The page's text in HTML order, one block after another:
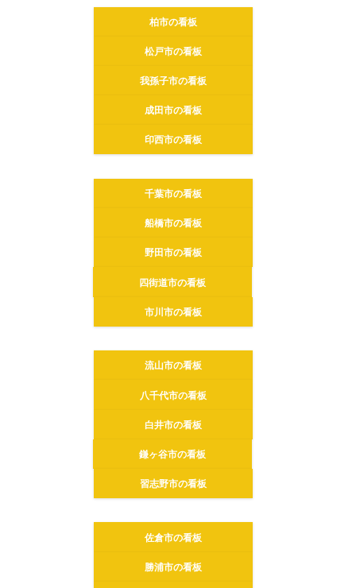
柏市の看板
松戸市の看板
我孫子市の看板
成田市の看板
印西市の看板
千葉市の看板
船橋市の看板
野田市の看板
四街道市の看板
市川市の看板
流山市の看板
八千代市の看板
白井市の看板
鎌ヶ谷市の看板
習志野市の看板
佐倉市の看板
勝浦市の看板